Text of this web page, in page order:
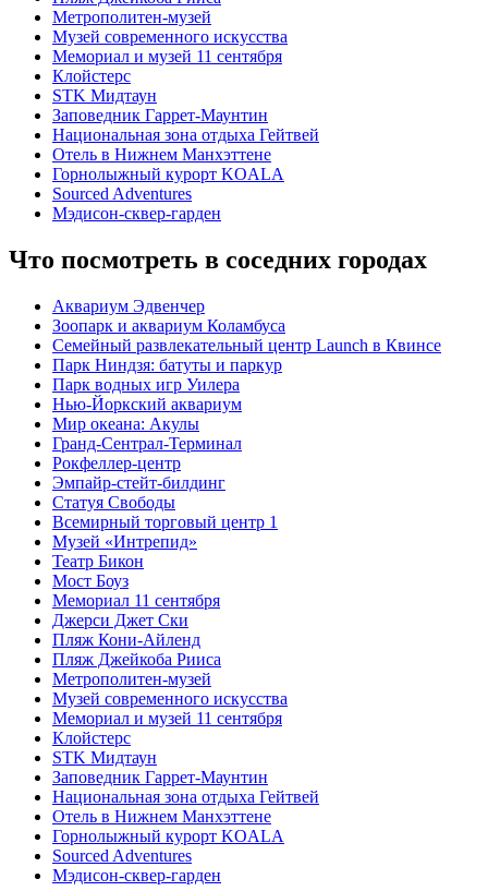
Метрополитен-музей
Музей современного искусства
Мемориал и музей 11 сентября
Клойстерс
STK Мидтаун
Заповедник Гаррет-Маунтин
Национальная зона отдыха Гейтвей
Отель в Нижнем Манхэттене
Горнолыжный курорт KOALA
Sourced Adventures
Мэдисон-сквер-гарден
Что посмотреть в соседних городах
Аквариум Эдвенчер
Зоопарк и аквариум Коламбуса
Семейный развлекательный центр Launch в Квинсе
Парк Ниндзя: батуты и паркур
Парк водных игр Уилера
Нью-Йоркский аквариум
Мир океана: Акулы
Гранд-Сентрал-Терминал
Рокфеллер-центр
Эмпайр-стейт-билдинг
Статуя Свободы
Всемирный торговый центр 1
Музей «Интрепид»
Театр Бикон
Мост Боуз
Мемориал 11 сентября
Джерси Джет Ски
Пляж Кони-Айленд
Пляж Джейкоба Рииса
Метрополитен-музей
Музей современного искусства
Мемориал и музей 11 сентября
Клойстерс
STK Мидтаун
Заповедник Гаррет-Маунтин
Национальная зона отдыха Гейтвей
Отель в Нижнем Манхэттене
Горнолыжный курорт KOALA
Sourced Adventures
Мэдисон-сквер-гарден